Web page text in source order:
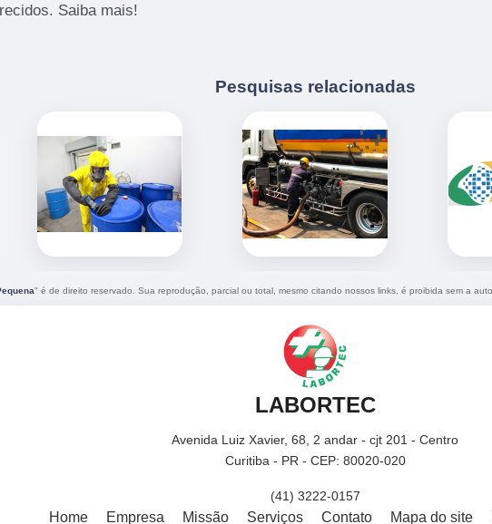
Saiba mais!
Pesquisas relacionadas
" é de direito reservado. Sua reprodução, parcial ou total, mesmo citando nossos links, é proibida sem a
LABORTEC
Avenida Luiz Xavier, 68, 2 andar - cjt 201 - Centro
Curitiba - PR - CEP: 80020-020
(41) 3222-0157
Home Empresa Missão Serviços Contato Mapa do site